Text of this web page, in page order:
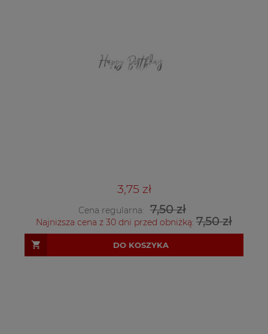
3,75 zł
Cena regularna: 7,50 zł
Najniższa cena z 30 dni przed obniżką: 7,50 zł
DO KOSZYKA